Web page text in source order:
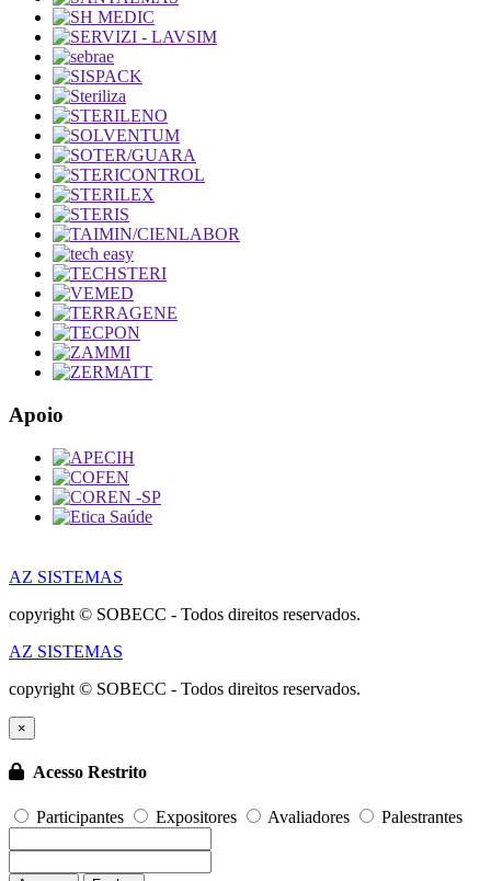
Apoio
AZ SISTEMAS
copyright © SOBECC - Todos direitos reservados.
AZ SISTEMAS
copyright © SOBECC - Todos direitos reservados.
×
Acesso Restrito
Participantes Expositores Avaliadores Palestrantes